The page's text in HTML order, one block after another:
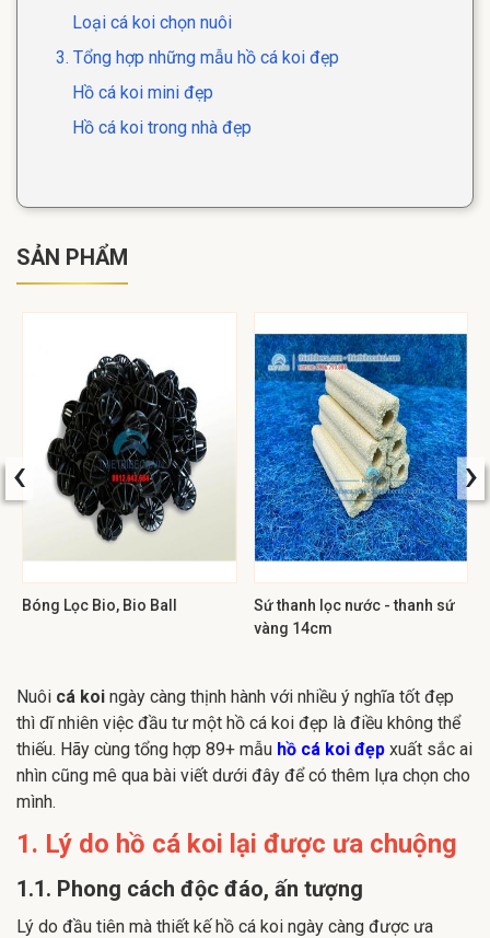
Loại cá koi chọn nuôi
3. Tổng hợp những mẫu hồ cá koi đẹp
Hồ cá koi mini đẹp
Hồ cá koi trong nhà đẹp
SẢN PHẨM
Bóng Lọc Bio, Bio Ball
Sứ thanh lọc nước - thanh sứ
vàng 14cm
‹ ›
Nuôi cá koi ngày càng thịnh hành với nhiều ý nghĩa tốt đẹp
thì dĩ nhiên việc đầu tư một hồ cá koi đẹp là điều không thể
thiếu. Hãy cùng tổng hợp 89+ mẫu hồ cá koi đẹp xuất sắc ai
nhìn cũng mê qua bài viết dưới đây để có thêm lựa chọn cho
mình.
1. Lý do hồ cá koi lại được ưa chuộng
1.1. Phong cách độc đáo, ấn tượng
Lý do đầu tiên mà thiết kế hồ cá koi ngày càng được ưa